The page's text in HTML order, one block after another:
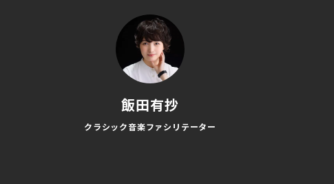
飯田有抄
クラシック音楽ファシリテーター